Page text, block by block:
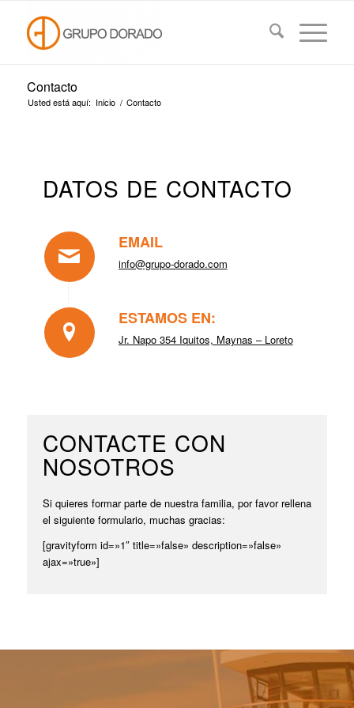
Contacto
Usted está aquí: Inicio / Contacto
DATOS DE CONTACTO
EMAIL
info@grupo-dorado.com
ESTAMOS EN:
Jr. Napo 354 Iquitos, Maynas – Loreto
CONTACTE CON
NOSOTROS
Si quieres formar parte de nuestra familia, por favor rellena
el siguiente formulario, muchas gracias:
[gravityform id=»1″ title=»false» description=»false»
ajax=»true»]